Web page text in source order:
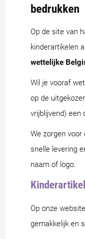
bedrukken
Op de site van
kinderartikelen
wettelijke
Wil je vooraf
op de
vrijblijvend) een
We zorgen
snelle levering
naam of logo.
Op onze
gemakkelijk en